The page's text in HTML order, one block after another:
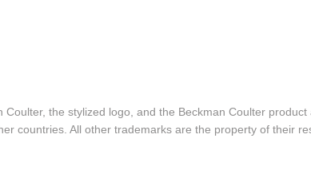
the stylized logo, and the Beckman Coulter
countries. All other trademarks are the property of their